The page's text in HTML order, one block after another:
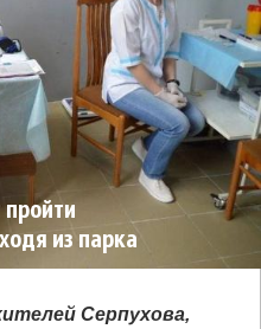
из парка
Серпухова,